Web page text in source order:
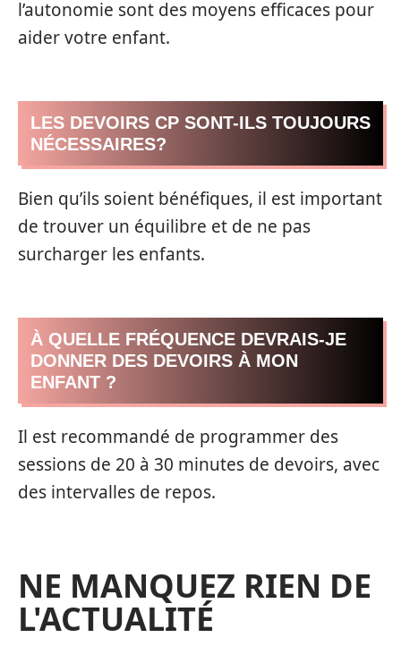
l’autonomie sont des moyens efficaces pour
aider votre enfant.
LES DEVOIRS CP SONT-ILS TOUJOURS
NÉCESSAIRES?
Bien qu’ils soient bénéfiques, il est important
de trouver un équilibre et de ne pas
surcharger les enfants.
À QUELLE FRÉQUENCE DEVRAIS-JE
DONNER DES DEVOIRS À MON
ENFANT ?
Il est recommandé de programmer des
sessions de 20 à 30 minutes de devoirs, avec
des intervalles de repos.
NE MANQUEZ RIEN DE
L'ACTUALITÉ